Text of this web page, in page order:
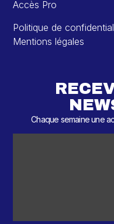
Accès Pro
Politique de
Mentions légales
Chaque semaine une